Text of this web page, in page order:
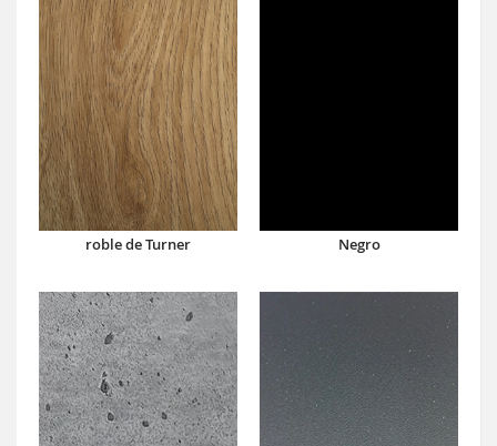
roble de Turner Negro